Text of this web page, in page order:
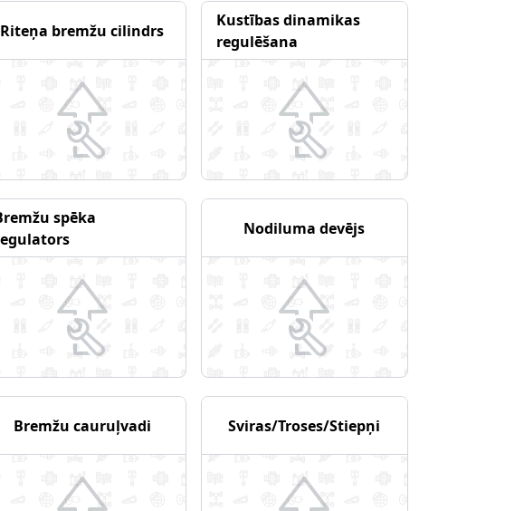
Riteņa bremžu cilindrs
Kustības dinamikas
regulēšana
spēka
Nodiluma devējs
Bremžu cauruļvadi Sviras/Troses/Stiepņi